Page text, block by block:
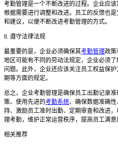
考勤管理是一个不断改进的过程。企业应
根据需要进行调整和改进。员工的反馈也
和建议，以便不断改进考勤管理的方式。
8. 遵守法律法规
最重要的是，企业必须确保其考勤管理政策
地区可能有不同的劳动法规定，企业必须
问题。此外，企业还应该关注员工权益保
期等方面的规定。
总之，企业考勤管理是确保员工出勤记录
策、使用先进的考勤系统、确保数据准确
持、激励员工准时出勤、定期审查和改进
理考勤，维护正常运营秩序，提高员工满意
相关推荐